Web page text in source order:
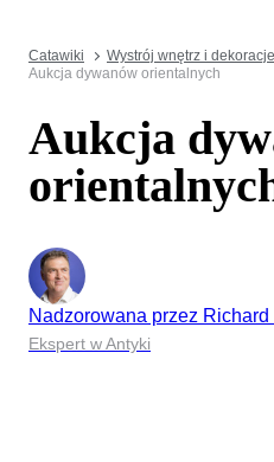
Catawiki Wystrój wnętrz i dekoracje
Aukcja dywanów orientalnych
Aukcja
Nadzorowana przez Richard
Ekspert w Antyki